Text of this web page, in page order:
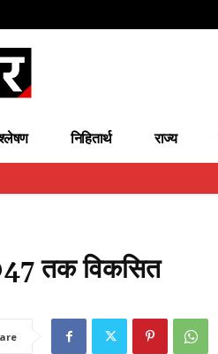
निहितार्थ राज्य
तक विकसित